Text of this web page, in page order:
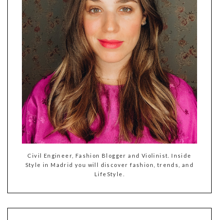
Civil Engineer, Fashion Blogger and Violinist. Inside
Style in Madrid you will discover fashion, trends, and
LifeStyle.